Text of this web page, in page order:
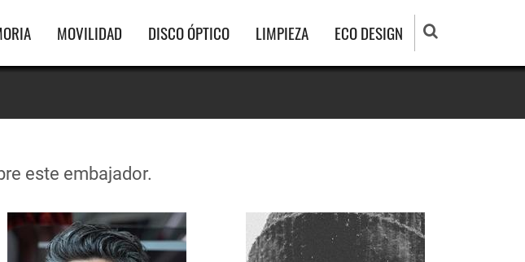
MOVILIDAD DISCO ÓPTICO LIMPIEZA ECO DESIGN
este embajador.